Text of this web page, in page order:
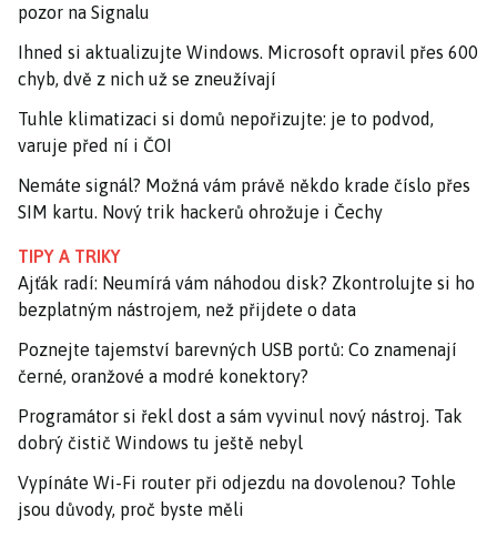
pozor na Signalu
Ihned si aktualizujte Windows. Microsoft opravil přes 600
chyb, dvě z nich už se zneužívají
Tuhle klimatizaci si domů nepořizujte: je to podvod,
varuje před ní i ČOI
Nemáte signál? Možná vám právě někdo krade číslo přes
SIM kartu. Nový trik hackerů ohrožuje i Čechy
TIPY A TRIKY
Ajťák radí: Neumírá vám náhodou disk? Zkontrolujte si ho
bezplatným nástrojem, než přijdete o data
Poznejte tajemství barevných USB portů: Co znamenají
černé, oranžové a modré konektory?
Programátor si řekl dost a sám vyvinul nový nástroj. Tak
dobrý čistič Windows tu ještě nebyl
Vypínáte Wi-Fi router při odjezdu na dovolenou? Tohle
jsou důvody, proč byste měli